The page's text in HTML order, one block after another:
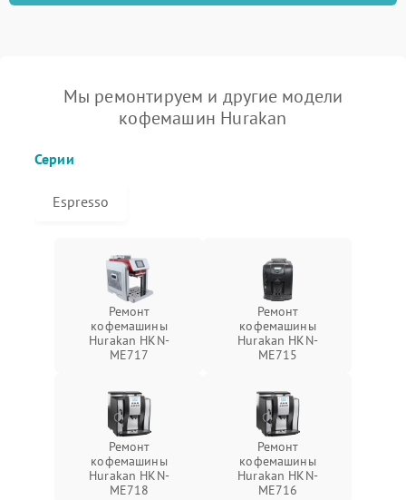
Мы ремонтируем и другие модели
кофемашин Hurakan
Серии
Espresso
Ремонт
кофемашины
Hurakan HKN-
ME717
Ремонт
кофемашины
Hurakan HKN-
ME715
Ремонт
кофемашины
Hurakan HKN-
ME718
Ремонт
кофемашины
Hurakan HKN-
ME716